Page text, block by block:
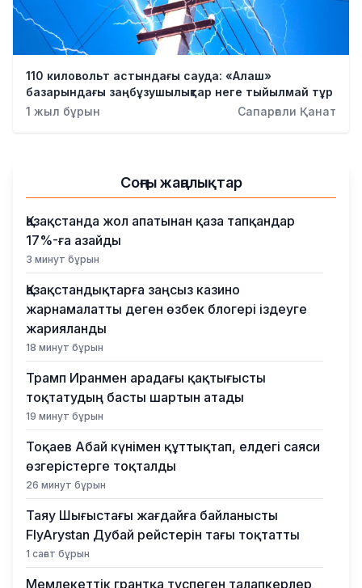
110 киловольт астындағы сауда: «Алаш»
базарындағы заңбұзушылықтар неге тыйылмай тұр
1 жыл бұрын
Сапарғали Қанат
Соңғы жаңалықтар
Қазақстанда жол апатынан қаза тапқандар
17%-ға азайды
3 минут бұрын
Қазақстандықтарға заңсыз казино
жарнамалатты деген өзбек блогері іздеуге
жарияланды
18 минут бұрын
Трамп Иранмен арадағы қақтығысты
тоқтатудың басты шартын атады
19 минут бұрын
Тоқаев Абай күнімен құттықтап, елдегі саяси
өзгерістерге тоқталды
26 минут бұрын
Таяу Шығыстағы жағдайға байланысты
FlyArystan Дубай рейстерін тағы тоқтатты
1 сағат бұрын
Мемлекеттік грантқа түспеген талапкерлер